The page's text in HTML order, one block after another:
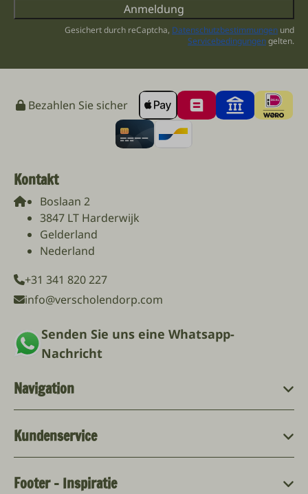
Anmeldung
Gesichert durch reCaptcha, Datenschutzbestimmungen und
Servicebedingungengelten.
Bezahlen Sie sicher
Kontakt
Boslaan 2
3847 LT Harderwijk
Gelderland
Nederland
+31 341 820 227
info@verscholendorp.com
Senden Sie uns eine Whatsapp-
Nachricht
Navigation
Kundenservice
Footer - Inspiratie